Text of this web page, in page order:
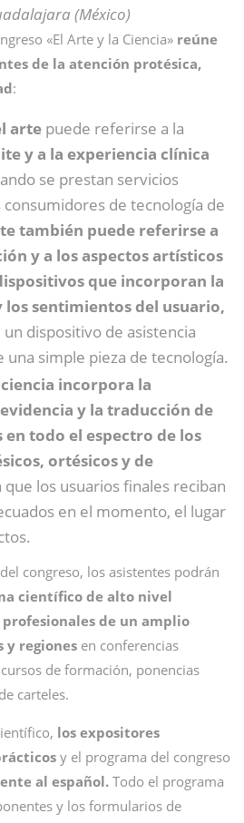
(México)
«El Arte y la Ciencia» reúne
de la atención protésica,
:
arte puede referirse a la
y a la experiencia clínica
se prestan servicios
consumidores de tecnología de
también puede referirse a
y a los aspectos artísticos
que incorporan la
los sentimientos del usuario,
dispositivo de asistencia
una simple pieza de tecnología.
incorpora la
y la traducción de
todo el espectro de los
ortésicos y de
que los usuarios finales reciban
en el momento, el lugar
congreso, los asistentes podrán
científico de alto nivel
de un amplio
y regiones en conferencias
de formación, ponencias
carteles.
los expositores
y el programa del congreso
al español. Todo el programa
y los formularios de